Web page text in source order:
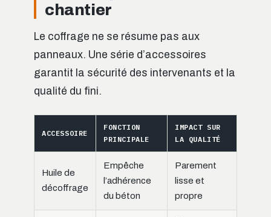
chantier
Le coffrage ne se résume pas aux
panneaux. Une série d’accessoires
garantit la sécurité des intervenants et la
qualité du fini.
ACCESSOIRE
FONCTION
PRINCIPALE
IMPACT SUR
LA QUALITÉ
Huile de
décoffrage
Empêche
l’adhérence
du béton
Parement
lisse et
propre